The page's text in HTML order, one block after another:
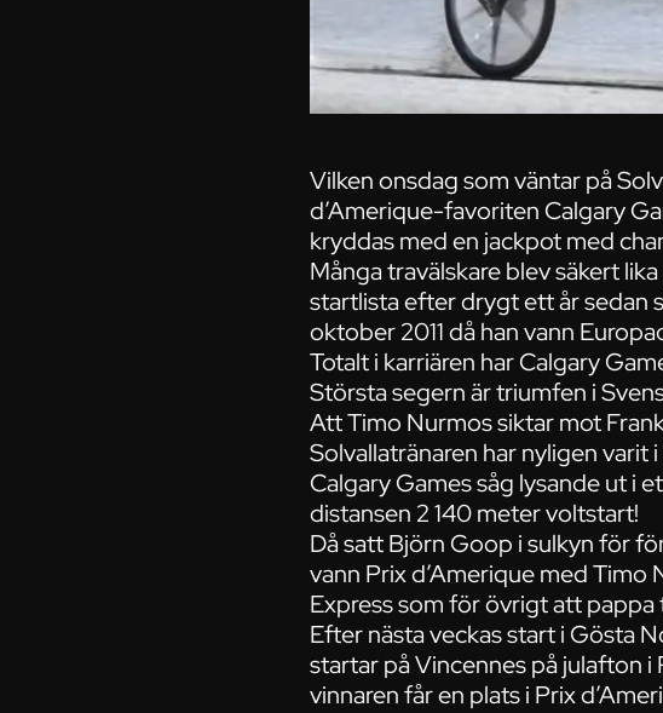
Vilken onsdag som väntar på
d’Amerique-favoriten Calgary
kryddas med en jackpot med
Många travälskare blev säkert
startlista efter drygt ett år sedan
oktober 2011 då han vann
Totalt i karriären har Calgary
Största segern är triumfen i
Att Timo Nurmos siktar mot
Solvallatränaren har nyligen varit
Calgary Games såg lysande ut i
distansen 2 140 meter voltstart!
Då satt Björn Goop i sulkyn för
vann Prix d’Amerique med Timo
Express som för övrigt att pappa
Efter nästa veckas start i Gösta
startar på Vincennes på julafton
vinnaren får en plats i Prix